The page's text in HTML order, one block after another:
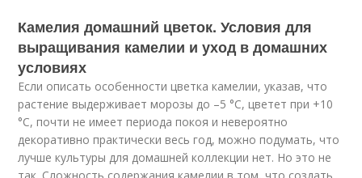
Камелия домашний цветок. Условия для
выращивания камелии и уход в домашних
условиях
Если описать особенности цветка камелии, указав, что
растение выдерживает морозы до –5 °C, цветет при +10
°C, почти не имеет периода покоя и невероятно
декоративно практически весь год, можно подумать, что
лучше культуры для домашней коллекции нет. Но это не